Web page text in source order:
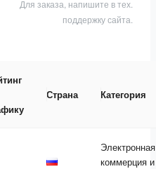
Для заказа, напишите в тех.
поддержку сайта.
Страна Категория
Электронная
коммерция и